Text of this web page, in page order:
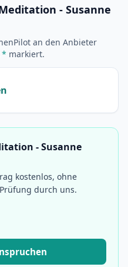
- Susanne
an den Anbieter
* markiert.
- Susanne
kostenlos, ohne
durch uns.